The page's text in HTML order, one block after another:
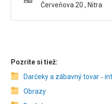
Červeňova 20 , Nitra
Pozrite si tiež:
Darčeky a zábavný tovar ‑
Obrazy